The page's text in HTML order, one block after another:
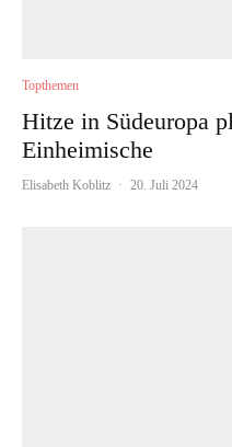
Topthemen
Hitze in Südeuropa
Einheimische
Elisabeth Koblitz · 20. Juli 2024